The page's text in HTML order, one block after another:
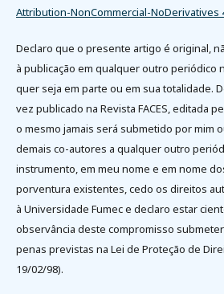
Attribution-NonCommercial-NoDerivatives
Declaro que o presente artigo é original,
à publicação em qualquer outro periódico
quer seja em parte ou em sua totalidade.
vez publicado na Revista FACES, editada
o mesmo jamais será submetido por mim
demais co-autores a qualquer outro
instrumento, em meu nome e em nome
porventura existentes, cedo os direitos
à Universidade Fumec e declaro estar
observância deste compromisso
penas previstas na Lei de Proteção de
19/02/98).